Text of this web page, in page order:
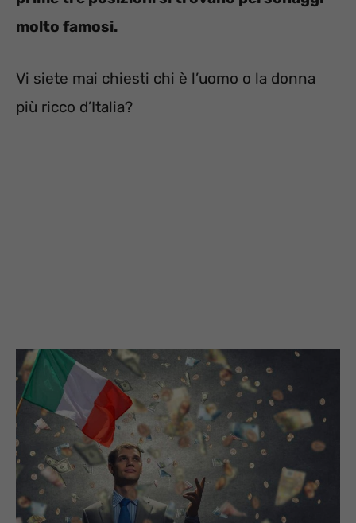
molto famosi.
Vi siete mai chiesti chi è l’uomo o la donna
più ricco d’Italia?